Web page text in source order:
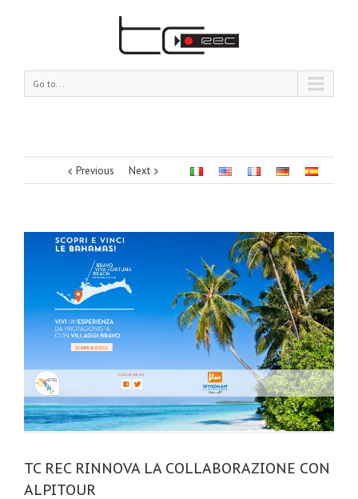
Go to...
Previous Next
TC REC RINNOVA LA COLLABORAZIONE CON
ALPITOUR